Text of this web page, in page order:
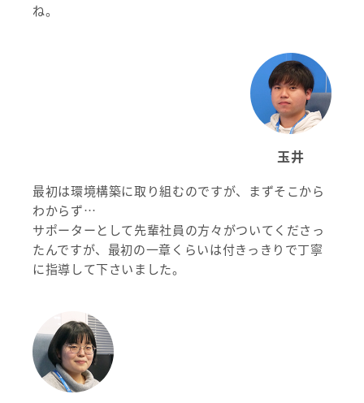
ね。
玉井
最初は環境構築に取り組むのですが、まずそこから
わからず…
サポーターとして先輩社員の方々がついてくださっ
たんですが、最初の一章くらいは付きっきりで丁寧
に指導して下さいました。